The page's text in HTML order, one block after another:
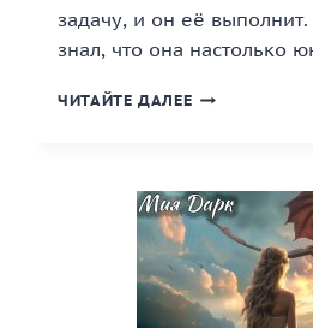
задачу, и он её
знал, что она настолько
ЧИТАЙТЕ ДАЛЕЕ «ЦЕЛЮСЬ
КНИГА